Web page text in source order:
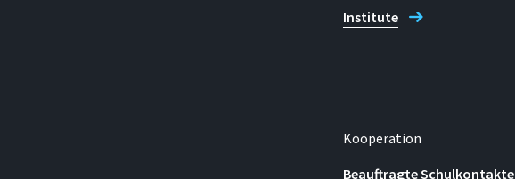
Institute
Kooperation
Beauftragte Schulkontakte